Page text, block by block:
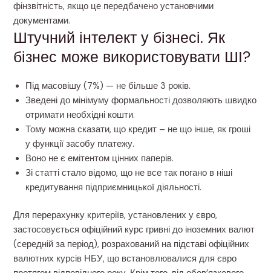
фінзвітність, якщо це передбачено установчими
документами.
Штучний інтелект у бізнесі. Як
бізнес може використовувати ШІ?
Під масовішу (7%) — не більше 3 років.
Зведені до мінімуму формальності дозволяють швидко
отримати необхідні кошти.
Тому можна сказати, що кредит – не що інше, як гроші
у функції засобу платежу.
Воно не є емітентом цінних паперів.
Зі статті стало відомо, що не все так погано в ніші
кредитування підприємницької діяльності.
Для перерахунку критеріїв, установлених у євро,
застосовується офіційний курс гривні до іноземних валют
(середній за період), розрахований на підставі офіційних
валютних курсів НБУ, що встановлювалися для євро